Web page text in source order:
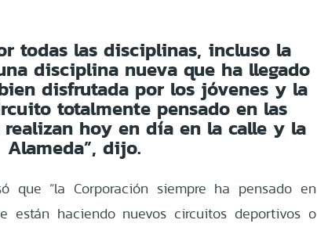
todas las disciplinas, incluso la
disciplina nueva que ha llegado
disfrutada por los jóvenes y la
totalmente pensado en las
hoy en día en la calle y la
Alameda”, dijo.
que “la Corporación siempre ha pensado en
están haciendo nuevos circuitos deportivos o